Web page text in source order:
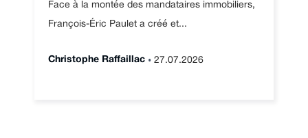
Face à la montée des mandataires immobiliers,
François-Éric Paulet a créé et...
Christophe Raffaillac • 27.07.2026